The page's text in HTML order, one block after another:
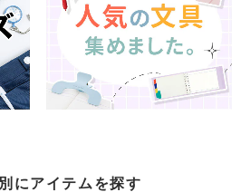
にアイテムを探す